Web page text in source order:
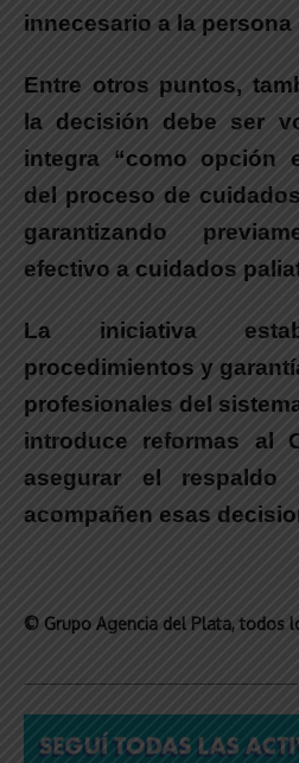
innecesario a la persona
Entre otros puntos,
la decisión debe ser
integra “como opción
del proceso de
garantizando
efectivo a cuidados
La iniciativa
procedimientos y
profesionales del
introduce reformas al
asegurar el respaldo
acompañen esas
© Grupo Agencia del Plata, todos